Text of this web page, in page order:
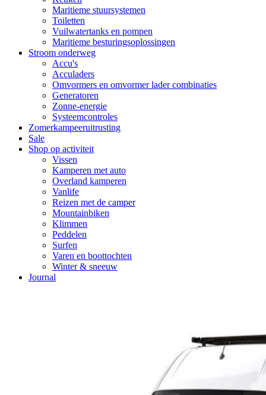
Maritieme stuursystemen
Toiletten
Vuilwatertanks en pompen
Maritieme besturingsoplossingen
Stroom onderweg
Accu's
Acculaders
Omvormers en omvormer lader combinaties
Generatoren
Zonne-energie
Systeemcontroles
Zomerkampeeruitrusting
Sale
Shop op activiteit
Vissen
Kamperen met auto
Overland kamperen
Vanlife
Reizen met de camper
Mountainbiken
Klimmen
Peddelen
Surfen
Varen en boottochten
Winter & sneeuw
Journal